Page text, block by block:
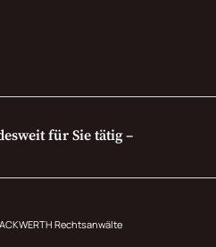
für Sie tätig –
Rechtsanwälte